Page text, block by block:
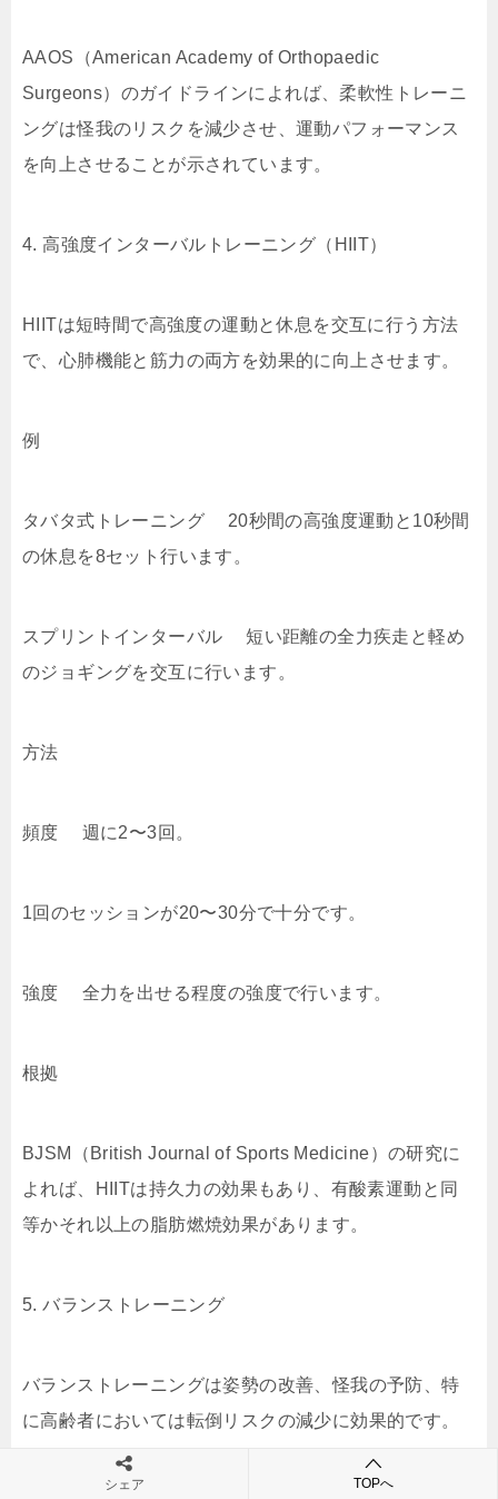
AAOS（American Academy of Orthopaedic
Surgeons）のガイドラインによれば、柔軟性トレーニ
ングは怪我のリスクを減少させ、運動パフォーマンス
を向上させることが示されています。
4. 高強度インターバルトレーニング（HIIT）
HIITは短時間で高強度の運動と休息を交互に行う方法
で、心肺機能と筋力の両方を効果的に向上させます。
例
タバタ式トレーニング 20秒間の高強度運動と10秒間
の休息を8セット行います。
スプリントインターバル 短い距離の全力疾走と軽め
のジョギングを交互に行います。
方法
頻度 週に2〜3回。
1回のセッションが20〜30分で十分です。
強度 全力を出せる程度の強度で行います。
根拠
BJSM（British Journal of Sports Medicine）の研究に
よれば、HIITは持久力の効果もあり、有酸素運動と同
等かそれ以上の脂肪燃焼効果があります。
5. バランストレーニング
バランストレーニングは姿勢の改善、怪我の予防、特
に高齢者においては転倒リスクの減少に効果的です。
シェア TOPへ